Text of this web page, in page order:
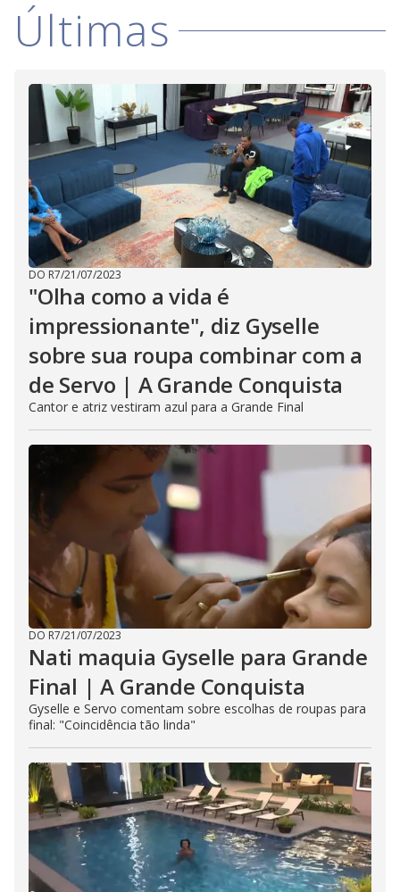
Últimas
DO R7/21/07/2023
"Olha como a vida é
impressionante", diz Gyselle
sobre sua roupa combinar com a
de Servo | A Grande Conquista
Cantor e atriz vestiram azul para a Grande Final
DO R7/21/07/2023
Nati maquia Gyselle para Grande
Final | A Grande Conquista
Gyselle e Servo comentam sobre escolhas de roupas para
final: "Coincidência tão linda"